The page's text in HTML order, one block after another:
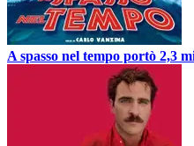
A spasso nel tempo portò 2,3